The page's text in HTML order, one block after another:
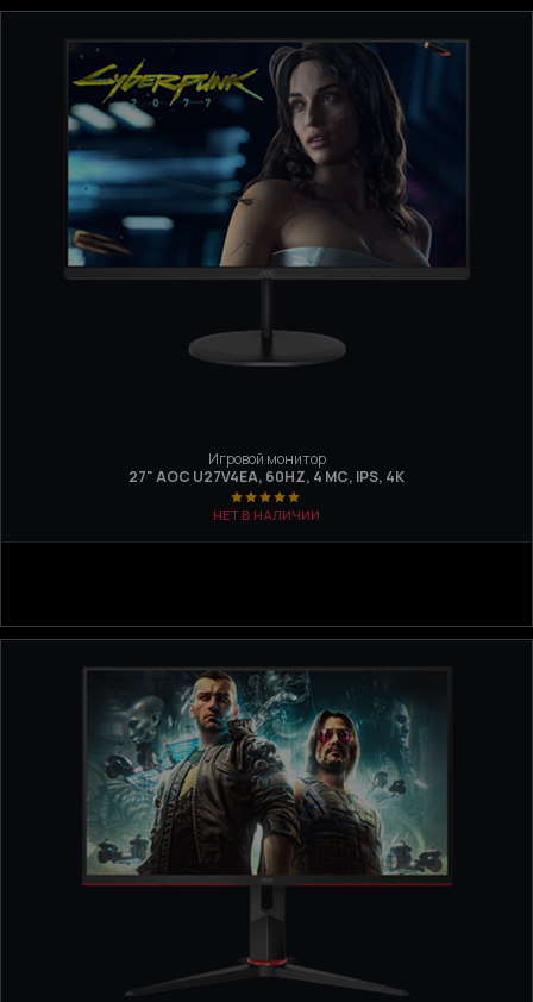
Игровой монитор
27" AOC U27V4EA, 60HZ, 4 МС, IPS, 4K
НЕТ В НАЛИЧИИ